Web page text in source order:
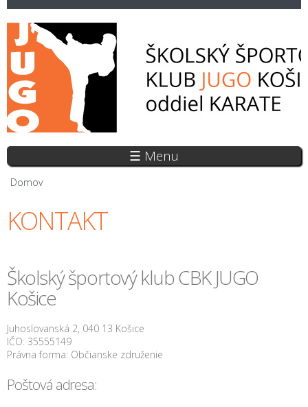
Skočiť
na
hlavný
obsah
☰ Menu
Nachádzate sa tu
Domov
KONTAKT
Školský športový klub CBK JUGO
Košice
Juhoslovanská 2, 040 13 Košice
IČO: 35555149
Právna forma: Občianske združenie
Poštová adresa: